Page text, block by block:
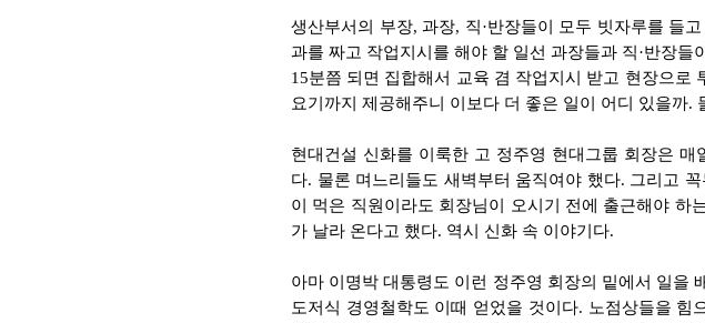
생산부서의 부장, 과장, 직·반장들이 모두 빗자루를 들
과를 짜고 작업지시를 해야 할 일선 과장들과 직·반장
15분쯤 되면 집합해서 교육 겸 작업지시 받고 현장으로
요기까지 제공해주니 이보다 더 좋은 일이 어디 있을까.
현대건설 신화를 이룩한 고 정주영 현대그룹 회장은
다. 물론 며느리들도 새벽부터 움직여야 했다. 그리고
이 먹은 직원이라도 회장님이 오시기 전에 출근해야 하
가 날라 온다고 했다. 역시 신화 속 이야기다.
아마 이명박 대통령도 이런 정주영 회장의 밑에서 일을
도저식 경영철학도 이때 얻었을 것이다. 노점상들을